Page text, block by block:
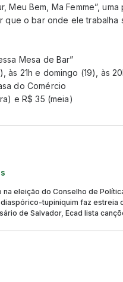
Meu Bem, Ma Femme”,
que o bar onde ele trabalha
Mesa de Bar”
às 21h e domingo (19), às
do Comércio
e R$ 35 (meia)
na eleição do Conselho de
tupiniquim faz estreia
de Salvador, Ecad lista